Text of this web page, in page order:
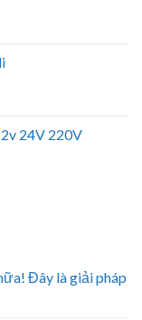
24V 220V
Đây là giải pháp